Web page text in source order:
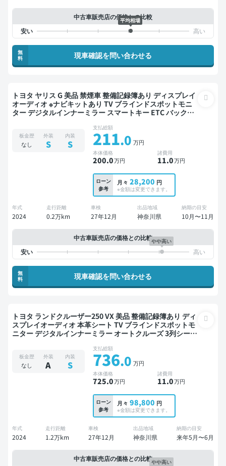
中古車販売店の価格との比較
平均相場
無
料
現車確認を問い合わせる
トヨタ ヤリス G 美品 禁煙車 整備記録簿あり ディスプレイ
オーディオ ※ナビキットあり TV ブラインドスポットモニ
ター デジタルインナーミラー スマートキー ETC バックモ
板金歴
なし
外装
S
内装
S
支払総額
211.0 万円
本体価格
200.0万円
諸費用
11.0万円
ローン
参考
月々 28,200 円
※金額は変更できます。
年式
2024
走行距離
0.2万km
車検
27年12月
出品地域
神奈川県
納期の目安
10月〜11月
中古車販売店の価格との比較やや高い
無
料
現車確認を問い合わせる
トヨタ ランドクルーザー250 VX 美品 整備記録簿あり ディ
スプレイオーディオ 本革シート TV ブラインドスポットモ
ニター デジタルインナーミラー オートクルーズ 3列シート
ター 全方位カメラ ドライブレコーダー 衝突軽減 7人乗り
板金歴
なし
外装
A
内装
S
支払総額
736.0 万円
本体価格
725.0万円
諸費用
11.0万円
ローン
参考
月々 98,800 円
※金額は変更できます。
年式
2024
走行距離
1.2万km
車検
27年12月
出品地域
神奈川県
納期の目安
来年5月〜6月
中古車販売店の価格との比較やや高い